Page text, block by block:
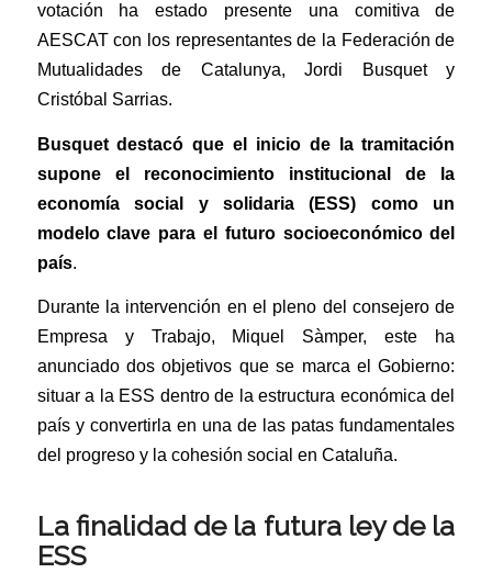
votación ha estado presente una comitiva de
AESCAT con los representantes de la Federación de
Mutualidades de Catalunya, Jordi Busquet y
Cristóbal Sarrias.
Busquet destacó que el inicio de la tramitación
supone el reconocimiento institucional de la
economía social y solidaria (ESS) como un
modelo clave para el futuro socioeconómico del
país.
Durante la intervención en el pleno del consejero de
Empresa y Trabajo, Miquel Sàmper, este ha
anunciado dos objetivos que se marca el Gobierno:
situar a la ESS dentro de la estructura económica del
país y convertirla en una de las patas fundamentales
del progreso y la cohesión social en Cataluña.
La finalidad de la futura ley de la
ESS